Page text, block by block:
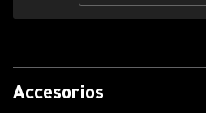
Accesorios